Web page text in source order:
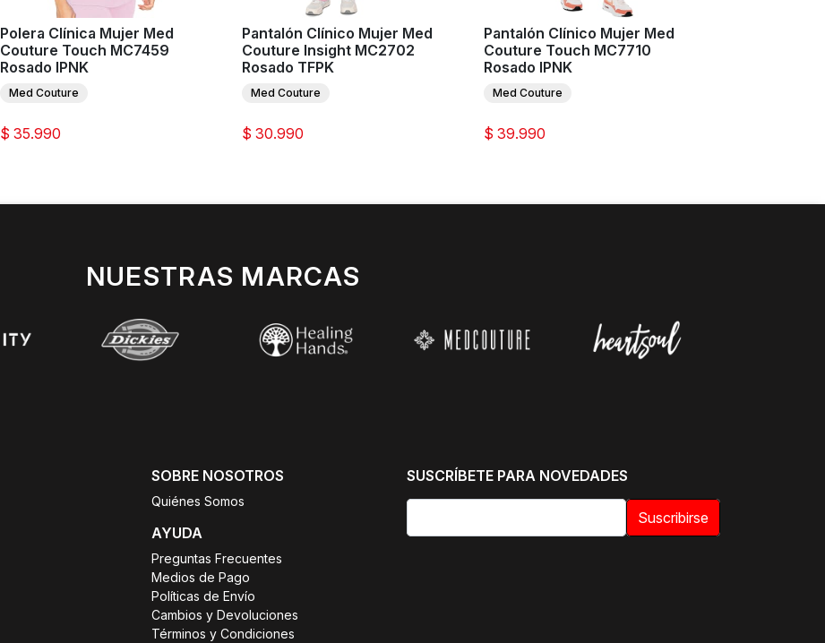
Polera Clínica Mujer Med
Couture Touch MC7459
Rosado IPNK
Med Couture
$ 35.990
Pantalón Clínico Mujer Med
Couture Insight MC2702
Rosado TFPK
Med Couture
$ 30.990
Pantalón Clínico Mujer Med
Couture Touch MC7710
Rosado IPNK
Med Couture
$ 39.990
NUESTRAS MARCAS
SOBRE NOSOTROS
Quiénes Somos
AYUDA
Preguntas Frecuentes
Medios de Pago
Políticas de Envío
Cambios y Devoluciones
Términos y Condiciones
SUSCRÍBETE PARA NOVEDADES
Suscribirse